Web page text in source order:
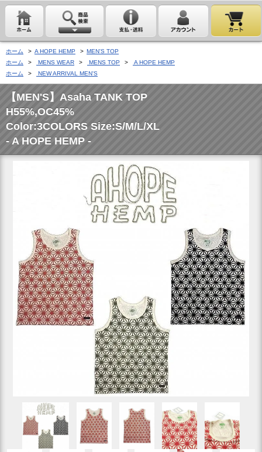
ホーム > A HOPE HEMP > MEN'S TOP
ホーム
> MENS WEAR > MENS TOP >
A HOPE HEMP
ホーム
> NEW ARRIVAL MEN'S
【MEN'S】Asaha TANK TOP
H55%,OC45%
Color:3COLORS Size:S/M/L/XL
- A HOPE HEMP -